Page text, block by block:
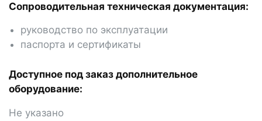
Сопроводительная техническая документация:
руководство по эксплуатации
паспорта и сертификаты
Доступное под заказ дополнительное
оборудование:
Не указано